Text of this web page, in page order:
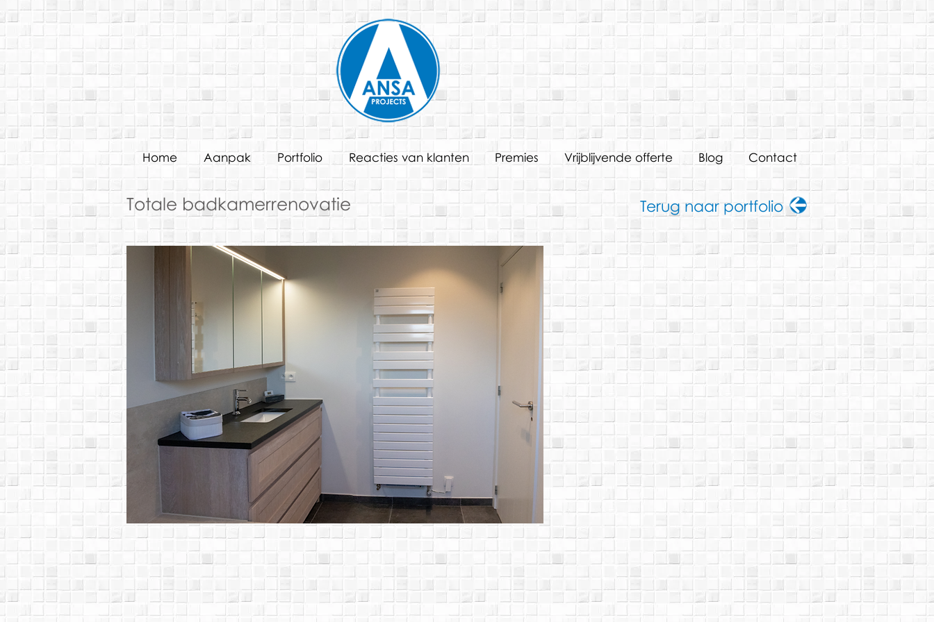
Home Aanpak Portfolio Reacties van klanten Premies Vrijblijvende offerte Blog Contact
Totale badkamerrenovatie Terug naar portfolio